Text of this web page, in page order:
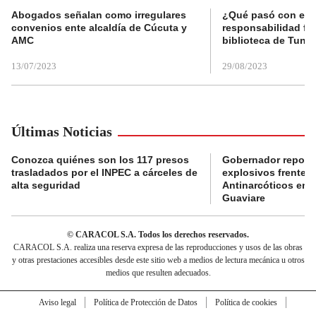
Abogados señalan como irregulares
convenios ente alcaldía de Cúcuta y
AMC
13/07/2023
¿Qué pasó con el
responsabilidad
biblioteca de
29/08/2023
Últimas Noticias
Conozca quiénes son los 117 presos
trasladados por el INPEC a cárceles de
alta seguridad
Gobernador
explosivos frente a
Antinarcóticos en
Guaviare
© CARACOL S.A. Todos los derechos reservados.
CARACOL S.A. realiza una reserva expresa de las reproducciones y usos de las obras
y otras prestaciones accesibles desde este sitio web a medios de lectura mecánica u otros
medios que resulten adecuados.
Aviso legal Política de Protección de Datos
Política de cookies